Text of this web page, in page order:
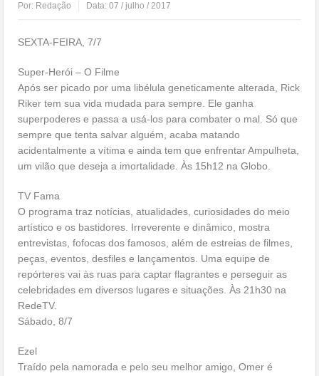
Por: Redação Data:07 / julho / 2017
SEXTA-FEIRA, 7/7
Super-Herói – O Filme
Após ser picado por uma libélula geneticamente alterada, Rick
Riker tem sua vida mudada para sempre. Ele ganha
superpoderes e passa a usá-los para combater o mal. Só que
sempre que tenta salvar alguém, acaba matando
acidentalmente a vítima e ainda tem que enfrentar Ampulheta,
um vilão que deseja a imortalidade. Às 15h12 na Globo.
TV Fama
O programa traz notícias, atualidades, curiosidades do meio
artístico e os bastidores. Irreverente e dinâmico, mostra
entrevistas, fofocas dos famosos, além de estreias de filmes,
peças, eventos, desfiles e lançamentos. Uma equipe de
repórteres vai às ruas para captar flagrantes e perseguir as
celebridades em diversos lugares e situações. Às 21h30 na
RedeTV.
Sábado, 8/7
Ezel
Traído pela namorada e pelo seu melhor amigo, Omer é